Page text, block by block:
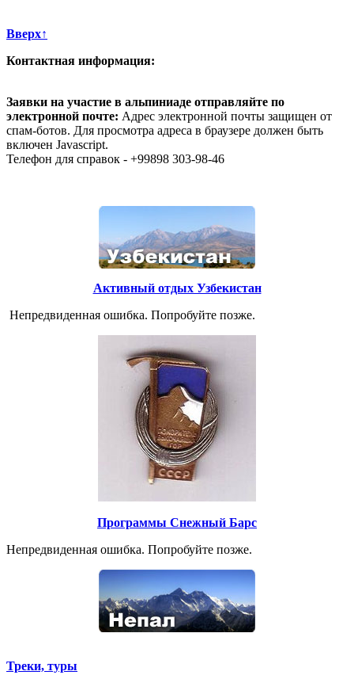
Вверх↑
Контактная информация:
Заявки на участие в альпиниаде отправляйте по
электронной почте: Адрес электронной почты защищен от
спам-ботов. Для просмотра адреса в браузере должен быть
включен Javascript.
Телефон для справок - +99898 303-98-46
Активный отдых Узбекистан
Непредвиденная ошибка. Попробуйте позже.
Программы Снежный Барс
Непредвиденная ошибка. Попробуйте позже.
Треки, туры